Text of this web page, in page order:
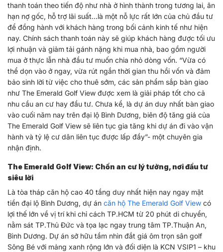
thanh toán theo tiến độ như nhà ở hình thành trong tương lai, ân
hạn nợ gốc, hỗ trợ lãi suất…là một nỗ lực rất lớn của chủ đầu tư
để đồng hành với khách hàng trong bối cảnh kinh tế như hiện
nay. Chính sách thanh toán này sẽ giúp khách hàng được tối ưu
lợi nhuận và giảm tải gánh nặng khi mua nhà, bao gồm người
mua ở thực lẫn nhà đầu tư muốn chia nhỏ dòng vốn. “Vừa có
thể dọn vào ở ngay, vừa rút ngắn thời gian thu hồi vốn và đảm
bảo sinh lời từ việc cho thuê sớm, các sản phẩm sắp bàn giao
như The Emerald Golf View được xem là giải pháp tốt cho cả
nhu cầu an cư hay đầu tư. Chưa kể, là dự án duy nhất bàn giao
vào cuối năm nay trên đại lộ Bình Dương, biên độ tăng giá của
The Emerald Golf View sẽ liên tục gia tăng khi dự án đi vào vận
hành và tỷ lệ cư dân liên tục được lấp đầy”- một chuyên gia
nhận định.
The Emerald Golf View: Chốn an cư lý tưởng, nơi đầu tư
siêu lời
Là tòa tháp căn hộ cao 40 tầng duy nhất hiện nay ngay mặt
tiền đại lộ Bình Dương, dự án căn hộ The Emerald Golf View có
lợi thế lớn về vị trí khi chỉ cách TP.HCM từ 20 phút di chuyển,
nằm sát TP.Thủ Đức và tọa lạc ngay trung tâm TP.Thuận An,
Bình Dương. Dự án sở hữu tầm nhìn đắt giá ôm trọn sân golf
Sông Bé với mảng xanh rộng lớn và đối diện là KCN VSIP1 – khu